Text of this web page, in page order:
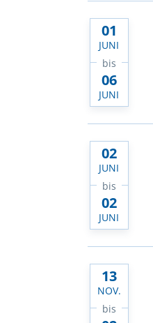
01
JUNI
bis
06
JUNI
02
JUNI
bis
02
JUNI
13
NOV.
bis